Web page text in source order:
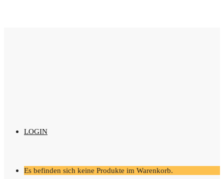
LOGIN
Es befinden sich keine Produkte im Warenkorb.